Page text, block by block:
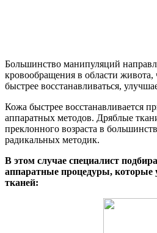
Большинство манипуляций
кровообращения в области живота,
быстрее восстанавливаться,
Кожа быстрее восстанавливается
аппаратных методов. Дряблые
преклонного возраста в
радикальных методик.
В этом случае специалист
аппаратные процедуры, которые
тканей: